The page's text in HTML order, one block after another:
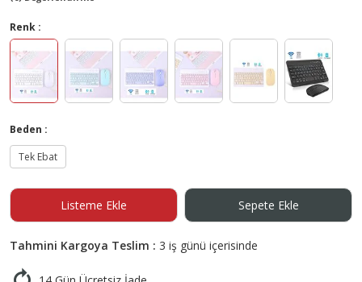
Renk :
Beden :
Tek Ebat
Listeme Ekle Sepete Ekle
Tahmini Kargoya Teslim : 3 iş günü içerisinde